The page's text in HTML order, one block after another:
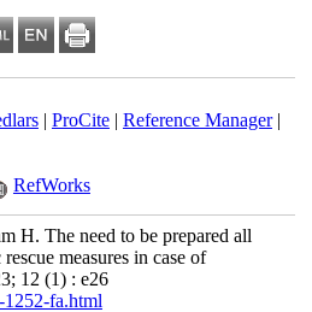
|ProCite |Reference Manager
RefWorks
H. The need to be prepared all
measures in case of
12 (1) : e26
1252-fa.html